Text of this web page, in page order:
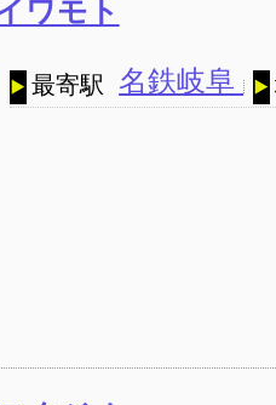
ワモト
最寄駅 名鉄岐阜